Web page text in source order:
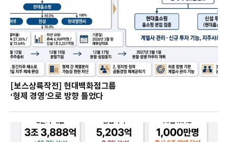
[보스상륙작전] 현대백화점그룹
‘형제 경영’으로 방향 틀었다